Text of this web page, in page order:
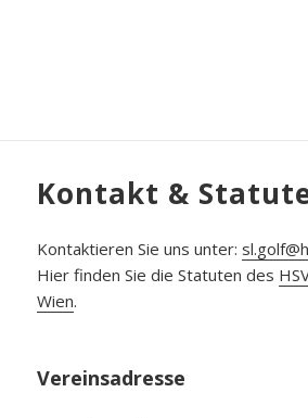
Kontakt &
Kontaktieren Sie uns unter:
Hier finden Sie die Statuten des
Wien.
Vereinsadresse